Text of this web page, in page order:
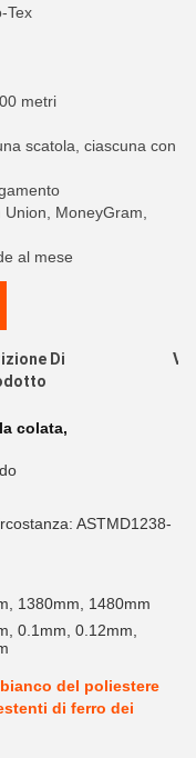
Tex
metri
scatola, ciascuna con
MoneyGram,
al mese
Di
colata,
ASTMD1238-
1380mm, 1480mm
0.1mm, 0.12mm,
del poliestere
di ferro dei